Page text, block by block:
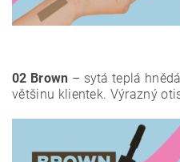
02 Brown – sytá teplá
většinu klientek. Výrazný